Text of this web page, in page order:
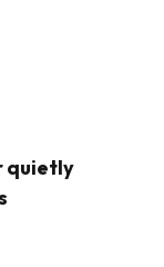
quietly